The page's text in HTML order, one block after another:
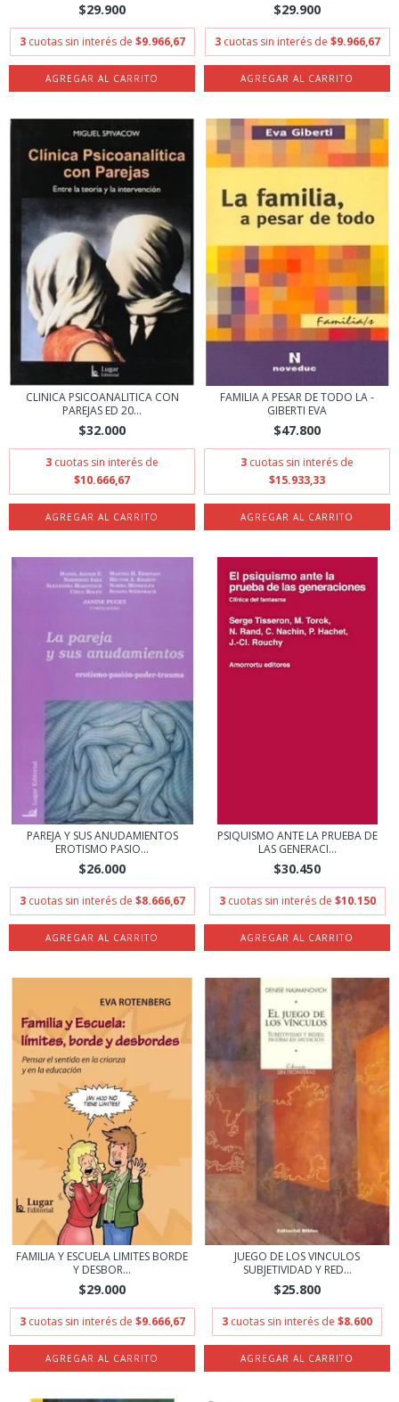
$29.900
3 cuotas sin interés de $9.966,67
$29.900
3 cuotas sin interés de $9.966,67
CLINICA PSICOANALITICA CON
PAREJAS ED 20...
$32.000
3 cuotas sin interés de
$10.666,67
FAMILIA A PESAR DE TODO LA -
GIBERTI EVA
$47.800
3 cuotas sin interés de
$15.933,33
PAREJA Y SUS ANUDAMIENTOS
EROTISMO PASIO...
$26.000
3 cuotas sin interés de $8.666,67
PSIQUISMO ANTE LA PRUEBA DE
LAS GENERACI...
$30.450
3 cuotas sin interés de $10.150
FAMILIA Y ESCUELA LIMITES BORDE
Y DESBOR...
$29.000
3 cuotas sin interés de $9.666,67
JUEGO DE LOS VINCULOS
SUBJETIVIDAD Y RED...
$25.800
3 cuotas sin interés de $8.600